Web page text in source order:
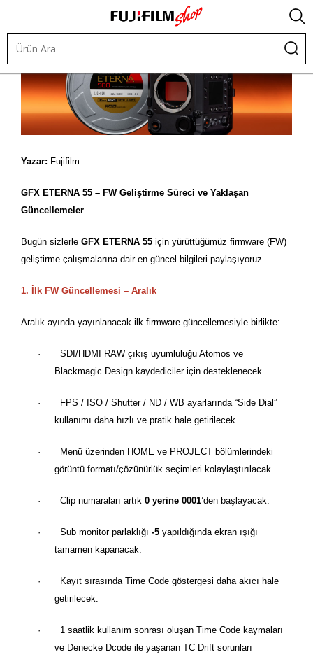
Yazar: Fujifilm
GFX ETERNA 55 – FW Geliştirme Süreci ve Yaklaşan
Güncellemeler
Bugün sizlerle GFX ETERNA 55 için yürüttüğümüz firmware (FW)
geliştirme çalışmalarına dair en güncel bilgileri paylaşıyoruz.
1. İlk FW Güncellemesi – Aralık
Aralık ayında yayınlanacak ilk firmware güncellemesiyle birlikte:
·
SDI/HDMI RAW çıkış uyumluluğu Atomos ve
Blackmagic Design kaydediciler için desteklenecek.
· FPS / ISO / Shutter / ND / WB ayarlarında “Side Dial”
kullanımı daha hızlı ve pratik hale getirilecek.
· Menü üzerinden HOME ve PROJECT bö lümlerindeki
görüntü formatı/çözünürlük seçimleri kolaylaştırılacak.
· Clip numaraları artık 0 yerine 0001’den başlayacak.
· Sub monitor parlaklığı -5 yapıldığında ekran ışığı
tamamen kapanacak.
· Kayıt sırasında Time Code göstergesi daha akıcı hale
getirilecek.
·
1 saatlik kullanım sonrası oluşan Time Code kaymaları
ve Denecke Dcode ile yaşanan TC Drift sorunları